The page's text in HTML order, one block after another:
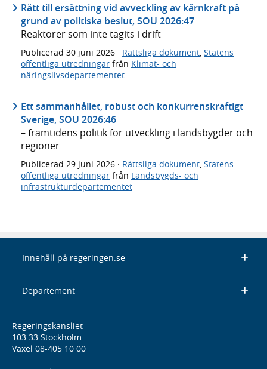
Rätt till ersättning vid avveckling av kärnkraft på
grund av politiska beslut, SOU 2026:47
Reaktorer som inte tagits i drift
Publicerad 30 juni 2026 · Rättsliga dokument, Statens
offentliga utredningar från Klimat- och
näringslivsdepartementet
Ett sammanhållet, robust och konkurrenskraftigt
Sverige, SOU 2026:46
– framtidens politik för utveckling i landsbygder och
regioner
Publicerad 29 juni 2026 · Rättsliga dokument Statens
offentliga utredningar från Landsbygds- och
infrastrukturdepartementet
Innehåll på regeringen.se
Departement
Regeringskansliet
103 33 Stockholm
Växel 08-405 10 00